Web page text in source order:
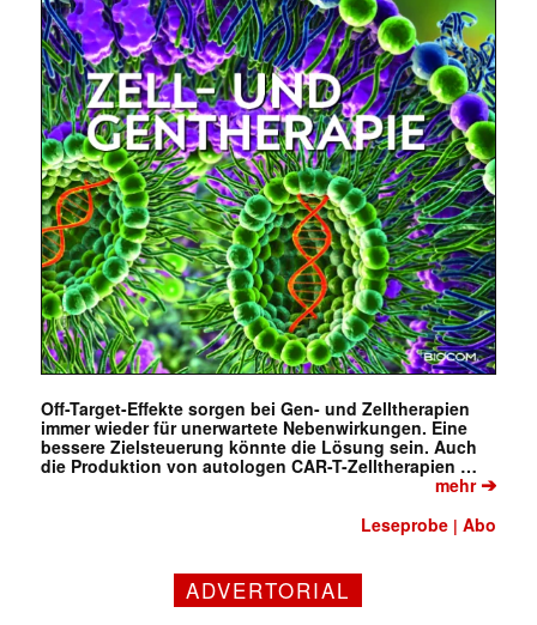
Off-Target-Effekte sorgen bei Gen- und Zelltherapien
immer wieder für unerwartete Nebenwirkungen. Eine
bessere Zielsteuerung könnte die Lösung sein. Auch
die Produktion von autologen CAR-T-Zelltherapien …
mehr➔
Leseprobe |Abo
ADVERTORIAL